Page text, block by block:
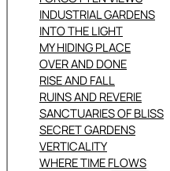
INDUSTRIAL GARDENS
INTO THE LIGHT
MY HIDING PLACE
OVER AND DONE
RISE AND FALL
RUINS AND REVERIE
SANCTUARIES OF BLISS
SECRET GARDENS
VERTICALITY
WHERE TIME FLOWS